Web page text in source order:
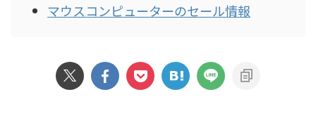
マウスコンピューターのセール情報